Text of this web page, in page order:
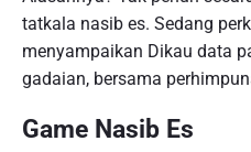
tatkala nasib es. Sedang
menyampaikan Dikau data
gadaian, bersama
Game Nasib Es